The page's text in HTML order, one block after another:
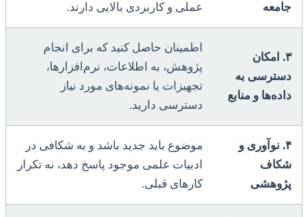
جامعه
عملی و کاربردی بالایی دارند.
۳. امکان
دسترسی به
داده‌ها و منابع
اطمینان حاصل کنید که برای انجام
پژوهش، به اطلاعات، نرم‌افزارها،
تجهیزات یا نمونه‌های مورد نیاز
دسترسی دارید.
۴. نوآوری و
شکاف
پژوهشی
موضوع باید جدید باشد و به شکافی در
ادبیات علمی موجود پاسخ دهد، نه تکرار
کارهای قبلی.